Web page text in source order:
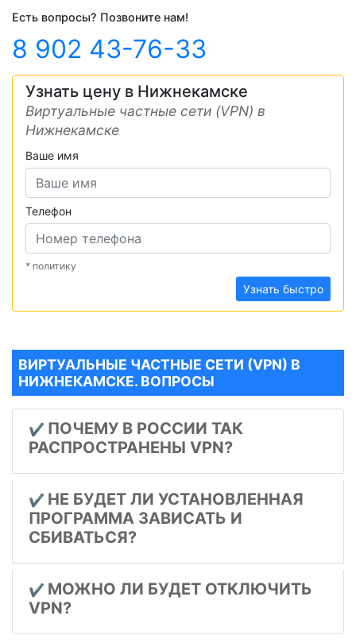
Есть вопросы? Позвоните нам!
8 902 43-76-33
Узнать цену в Нижнекамске
Виртуальные частные сети (VPN) в
Нижнекамске
Ваше имя
Телефон
* политику
Узнать быстро
ВИРТУАЛЬНЫЕ ЧАСТНЫЕ СЕТИ (VPN) В
НИЖНЕКАМСКЕ. ВОПРОСЫ
✔️ ПОЧЕМУ В РОССИИ ТАК
РАСПРОСТРАНЕНЫ VPN?
✔️ НЕ БУДЕТ ЛИ УСТАНОВЛЕННАЯ
ПРОГРАММА ЗАВИСАТЬ И
СБИВАТЬСЯ?
✔️ МОЖНО ЛИ БУДЕТ ОТКЛЮЧИТЬ
VPN?